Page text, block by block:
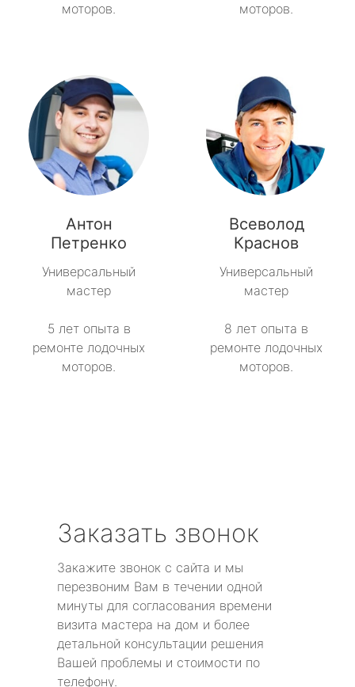
моторов.
моторов.
Антон
Петренко
Универсальный
мастер
5 лет опыта в
ремонте лодочных
моторов.
Всеволод
Краснов
Универсальный
мастер
8 лет опыта в
ремонте лодочных
моторов.
Заказать звонок
Закажите звонок с сайта и мы
перезвоним Вам в течении одной
минуты для согласования времени
визита мастера на дом и более
детальной консультации решения
Вашей проблемы и стоимости по
телефону.